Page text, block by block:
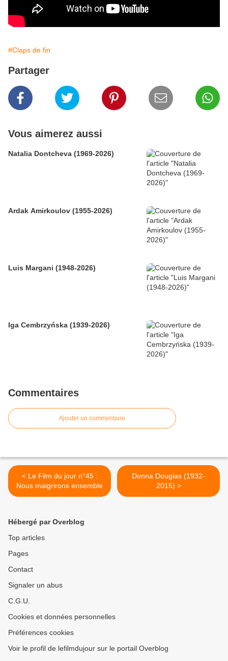
#Claps de fin
Partager
Vous aimerez aussi
Natalia Dontcheva (1969-2026)
Ardak Amirkoulov (1955-2026)
Luis Margani (1948-2026)
Iga Cembrzyńska (1939-2026)
Commentaires
Ajouter un commentaire
< Le Film du jour n°45 :
Nous maigrirons ensemble
Donna Douglas (1932-
2015) >
Hébergé par Overblog
Top articles
Pages
Contact
Signaler un abus
C.G.U.
Cookies et données personnelles
Préférences cookies
Voir le profil de lefilmdujour sur le portail Overblog